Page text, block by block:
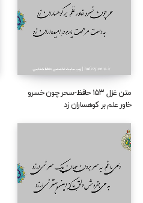
متن غزل ۱۵۳ حافظ-سحر چون خسرو
خاور علم بر کوهساران زد